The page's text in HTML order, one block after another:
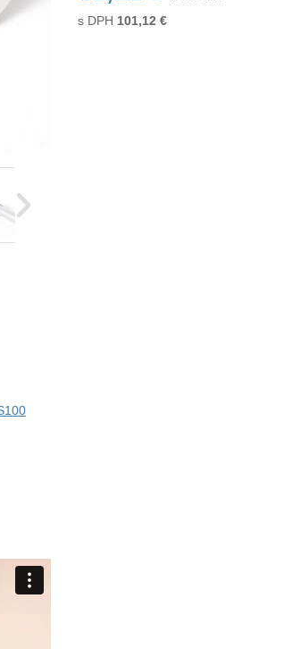
s DPH 101,12 €